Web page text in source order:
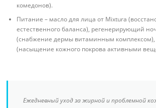
комедонов).
Питание – масло для лица от Mixtura
естественного баланса), регенерирующий
(снабжение дермы витаминным комплексом),
(насыщение кожного покрова активными
Ежедневный уход за жирной и проблемной